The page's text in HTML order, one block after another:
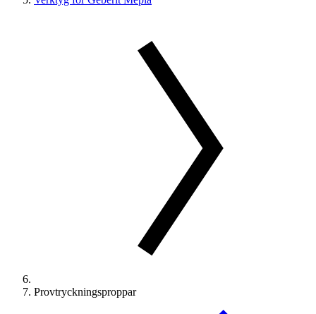
Provtryckningsproppar